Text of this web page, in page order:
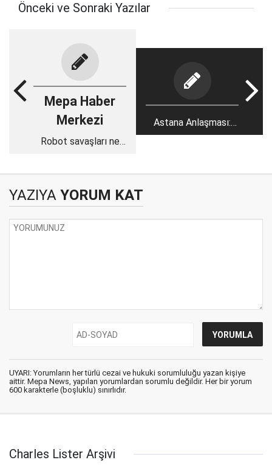
Önceki ve Sonraki Yazılar
Mepa Haber
Merkezi
Robot savaşları ne
Astana Anlaşması:
Türk hükümeti
YAZIYA YORUM KAT
UYARI: Yorumların her türlü cezai ve hukuki sorumluluğu yazan kişiye
aittir. Mepa News, yapılan yorumlardan sorumlu değildir. Her bir yorum
600 karakterle (boşluklu) sınırlıdır.
Charles Lister Arşivi